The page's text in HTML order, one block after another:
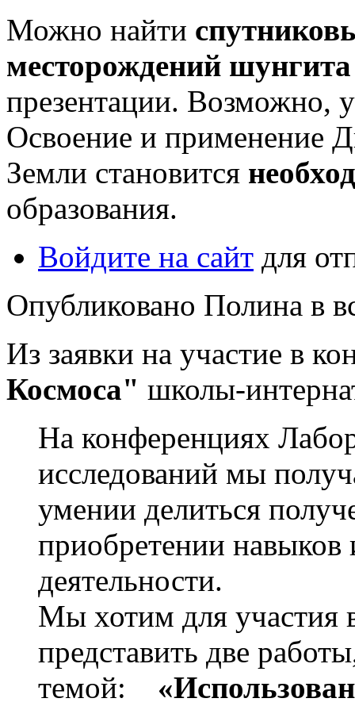
Можно найти
месторождений шунгита
презентации. Возможно,
Освоение и применение
Земли становится
образования.
Войдите на сайт для
Опубликовано Полина в
Из заявки на участие в
Космоса" школы-
На конференциях
исследований мы
умении делиться
приобретении навыков
деятельности.
Мы хотим для участия
представить две
темой: